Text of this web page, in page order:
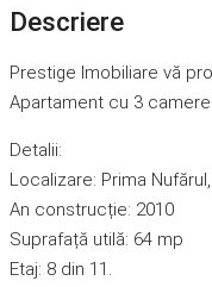
Descriere
Prestige Imobiliare vă
Apartament cu 3
Detalii:
Localizare: Prima
An construcție: 2010
Suprafață utilă: 64 mp
Etaj: 8 din 11.